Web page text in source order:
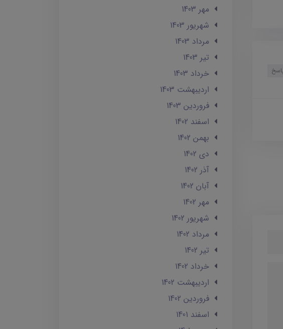
مهر 1403
شهریور 1403
مرداد 1403
تير 1403
خرداد 1403
ارديبهشت 1403
فروردین 1403
اسفند 1402
بهمن 1402
دی 1402
آذر 1402
آبان 1402
مهر 1402
شهریور 1402
مرداد 1402
تير 1402
خرداد 1402
ارديبهشت 1402
فروردین 1402
اسفند 1401